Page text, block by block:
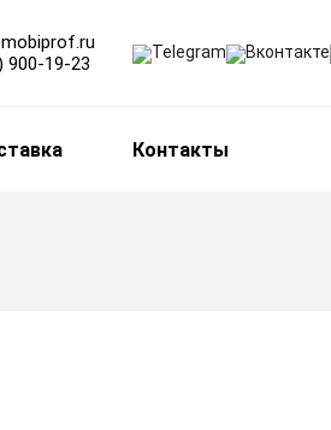
900-19-23
Telegram Вконтакте
Контакты